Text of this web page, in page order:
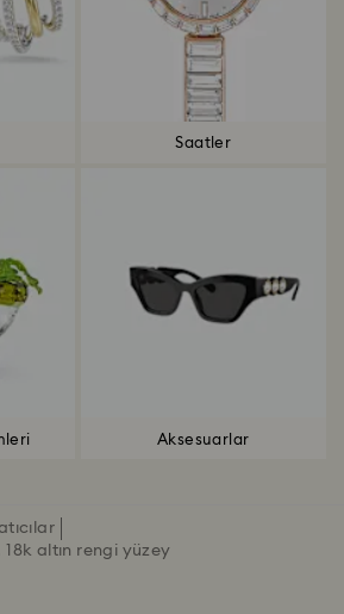
Saatler
Aksesuarlar
18k altın rengi yüzey